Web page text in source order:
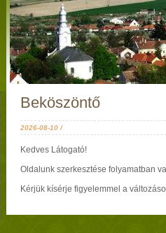
Beköszöntő
2026-08-10 /
Kedves Látogató!
Oldalunk szerkesztése folyamatban
Kérjük kísérje figyelemmel a